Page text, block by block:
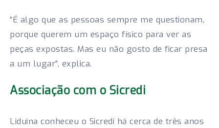
“É algo que as pessoas sempre me questionam,
porque querem um espaço físico para ver as
peças expostas. Mas eu não gosto de ficar presa
a um lugar”, explica.
Associação com o Sicredi
Liduina conheceu o Sicredi há cerca de três anos